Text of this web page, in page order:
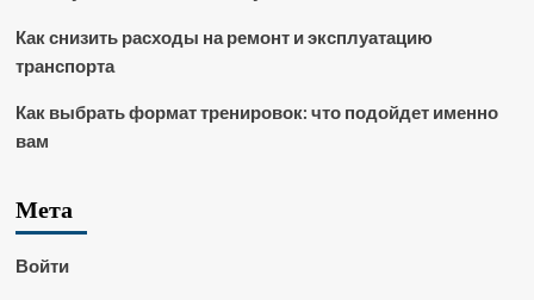
Как снизить расходы на ремонт и эксплуатацию
транспорта
Как выбрать формат тренировок: что подойдет именно
вам
Мета
Войти